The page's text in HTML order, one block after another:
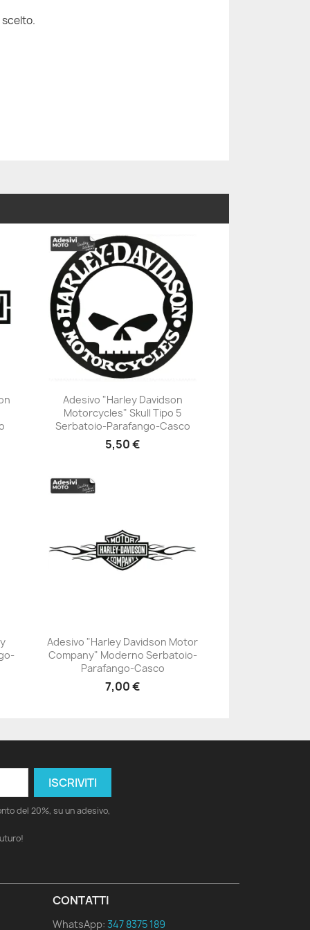
+23
Adesivo "Harley Davidson
Motorcycles" Skull Tipo 5
Serbatoio-Parafango-Casco
5,50 €
+23
Adesivo "Harley Davidson Motor
Company" Moderno Serbatoio-
Parafango-Casco
7,00 €
del 20%, su un adesivo,
CONTATTI
WhatsApp: 347 8375 189